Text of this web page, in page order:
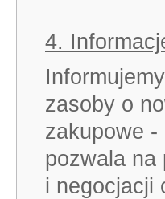
4.
zasoby o
zakupowe -
pozwala na
i negocjacji